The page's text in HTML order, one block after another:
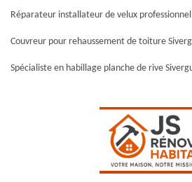
Réparateur installateur de velux
Couvreur pour rehaussement de toiture
Spécialiste en habillage planche de rive